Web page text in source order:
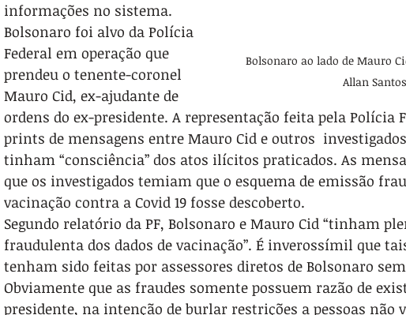
Bolsonaro ao lado de Mauro
Allan
informações no sistema.
Bolsonaro foi alvo da Polícia
Federal em operação que
prendeu o tenente-coronel
Mauro Cid, ex-ajudante de
ordens do ex-presidente. A representação feita pela Polícia
prints de mensagens entre Mauro Cid e outros
tinham “consciência” dos atos ilícitos praticados. As
que os investigados temiam que o esquema de emissão
vacinação contra a Covid 19 fosse descoberto.
Segundo relatório da PF, Bolsonaro e Mauro Cid “tinham
fraudulenta dos dados de vacinação”. É inverossímil que
tenham sido feitas por assessores diretos de Bolsonaro
Obviamente que as fraudes somente possuem razão de
presidente, na intenção de burlar restrições a pessoas não